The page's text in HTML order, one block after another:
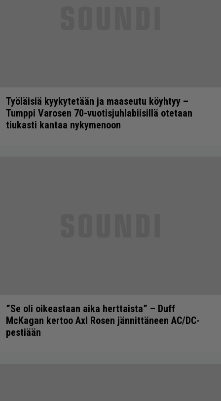
Työläisiä kyykytetään ja maaseutu köyhtyy –
Tumppi Varosen 70-vuotisjuhlabiisillä otetaan
tiukasti kantaa nykymenoon
”Se oli oikeastaan aika herttaista” – Duff
McKagan kertoo Axl Rosen jännittäneen AC/DC-
pestiään